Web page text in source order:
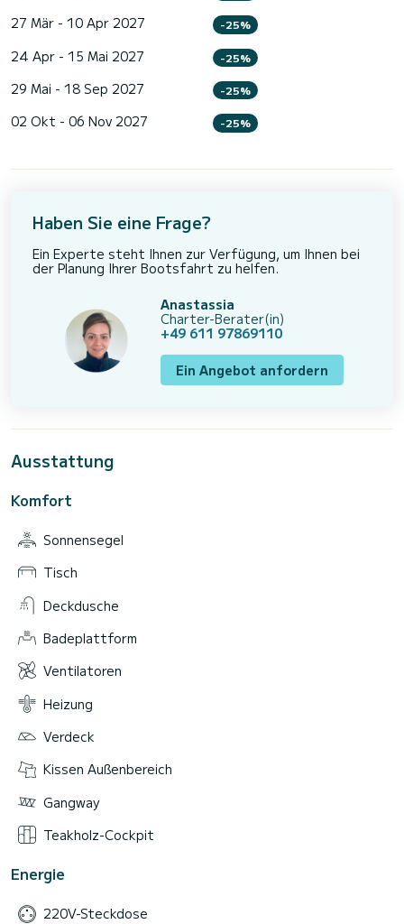
27 Mär - 10 Apr 2027 -25%
24 Apr - 15 Mai 2027 -25%
29 Mai - 18 Sep 2027 -25%
02 Okt - 06 Nov 2027 -25%
Haben Sie eine Frage?
Ein Experte steht Ihnen zur Verfügung, um Ihnen bei
der Planung Ihrer Bootsfahrt zu helfen.
Anastassia
Charter-Berater(in)
+49 611 97869110
Ein Angebot anfordern
Ausstattung
Komfort
Sonnensegel
Tisch
Deckdusche
Badeplattform
Ventilatoren
Heizung
Verdeck
Kissen Außenbereich
Gangway
Teakholz-Cockpit
Energie
220V-Steckdose